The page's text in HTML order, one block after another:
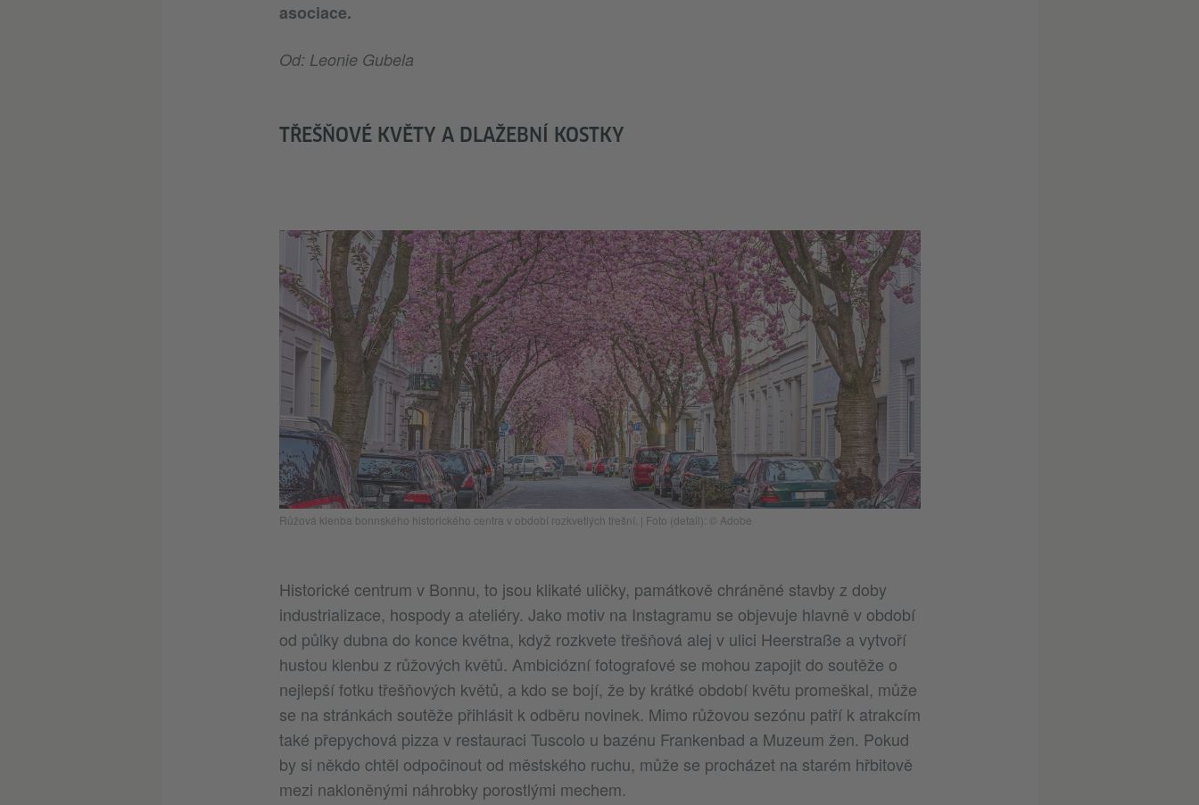
asociace.
Od: Leonie Gubela
TŘEŠŇOVÉ KVĚTY A DLAŽEBNÍ KOSTKY
Růžová klenba bonnského historického centra v období rozkvetlých třešní. | Foto (detail): © Adobe
Historické centrum v Bonnu, to jsou klikaté uličky, památkově chráněné stavby z doby
industrializace, hospody a ateliéry. Jako motiv na Instagramu se objevuje hlavně v období
od půlky dubna do konce května, když rozkvete třešňová alej v ulici Heerstraße a vytvoří
hustou klenbu z růžových květů. Ambiciózní fotografové se mohou zapojit do soutěže o
nejlepší fotku třešňových květů, a kdo se bojí, že by krátké období květu promeškal, může
se na stránkách soutěže přihlásit k odběru novinek. Mimo růžovou sezónu patří k atrakcím
také přepychová pizza v restauraci Tuscolo u bazénu Frankenbad a Muzeum žen. Pokud
by si někdo chtěl odpočinout od městského ruchu, může se procházet na starém hřbitově
mezi nakloněnými náhrobky porostlými mechem.